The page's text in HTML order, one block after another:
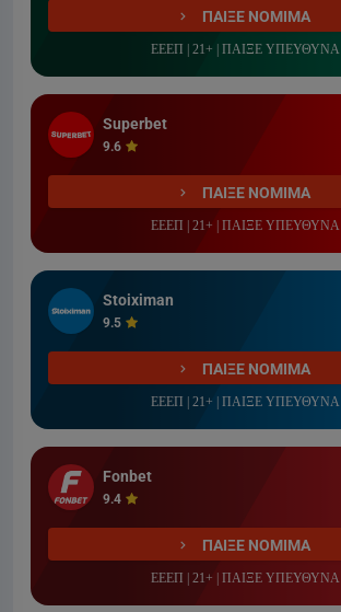
ΠΑΙΞΕ ΝΟΜΙΜΑ
ΕΕΕΠ | 21+ | ΠΑΙΞΕ ΥΠΕΥΘΥΝΑ
Superbet
9.6
ΠΑΙΞΕ ΝΟΜΙΜΑ
ΕΕΕΠ | 21+ | ΠΑΙΞΕ ΥΠΕΥΘΥΝΑ
Stoiximan
9.5
ΠΑΙΞΕ ΝΟΜΙΜΑ
ΕΕΕΠ | 21+ | ΠΑΙΞΕ ΥΠΕΥΘΥΝΑ
Fonbet
9.4
ΠΑΙΞΕ ΝΟΜΙΜΑ
ΕΕΕΠ | 21+ | ΠΑΙΞΕ ΥΠΕΥΘΥΝΑ